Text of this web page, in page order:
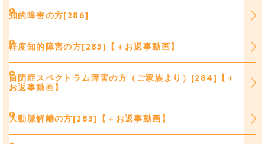
知的障害の方[286]
軽度知的障害の方[285]【＋お返事動画】
自閉症スペクトラム障害の方（ご家族より）[284]【＋
お返事動画】
大動脈解離の方[283]【＋お返事動画】